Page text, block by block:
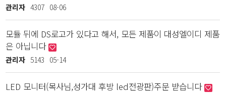
관리자 4307 08-06
모듈 뒤에 DS로고가 있다고 해서, 모든 제품이 대성엘이디 제품
은 아닙니다
관리자 5143 05-14
LED 모니터(목사님,성가대 후방 led전광판)주문 받습니다